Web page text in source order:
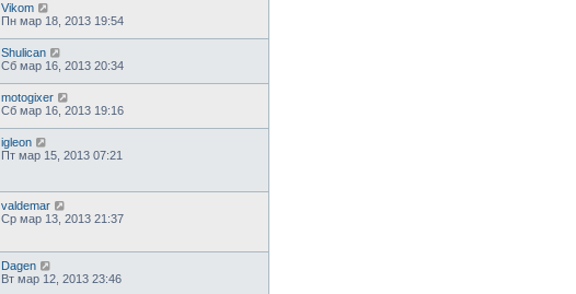
Vikom
Пн мар 18, 2013 19:54
Shulican
Сб мар 16, 2013 20:34
motogixer
Сб мар 16, 2013 19:16
igleon
Пт мар 15, 2013 07:21
valdemar
Ср мар 13, 2013 21:37
Dagen
Вт мар 12, 2013 23:46